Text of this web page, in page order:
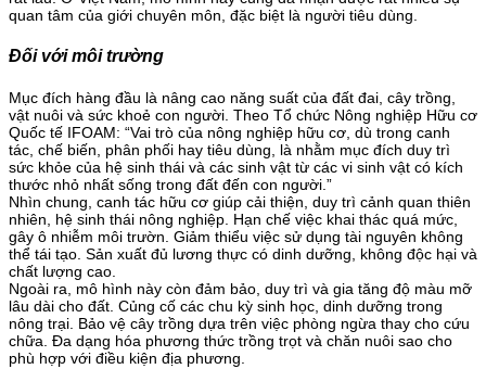
quan tâm của giới chuyên môn, đặc biệt là người tiêu dùng.
Đối với môi trường
Mục đích hàng đầu là nâng cao năng suất của đất đai, cây trồng,
vật nuôi và sức khoẻ con người. Theo Tổ chức Nông nghiệp Hữu cơ
Quốc tế IFOAM: “Vai trò của nông nghiệp hữu cơ, dù trong canh
tác, chế biến, phân phối hay tiêu dùng, là nhằm mục đích duy trì
sức khỏe của hệ sinh thái và các sinh vật từ các vi sinh vật có kích
thước nhỏ nhất sống trong đất đến con người.”
Nhìn chung, canh tác hữu cơ giúp cải thiện, duy trì cảnh quan thiên
nhiên, hệ sinh thái nông nghiệp. Hạn chế việc khai thác quá mức,
gây ô nhiễm môi trườn. Giảm thiểu việc sử dụng tài nguyên không
thể tái tạo. Sản xuất đủ lương thực có dinh dưỡng, không độc hại và
chất lượng cao.
Ngoài ra, mô hình này còn đảm bảo, duy trì và gia tăng độ màu mỡ
lâu dài cho đất. Củng cố các chu kỳ sinh học, dinh dưỡng trong
nông trại. Bảo vệ cây trồng dựa trên việc phòng ngừa thay cho cứu
chữa. Đa dạng hóa phương thức trồng trọt và chăn nuôi sao cho
phù hợp với điều kiện địa phương.